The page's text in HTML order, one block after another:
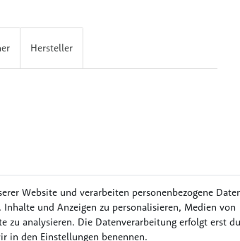
Hersteller
& Unterwegs Lernen & Spielen Mode &
Website und verarbeiten personenbezogene
Inhalte und Anzeigen zu personalisieren, Medien von
zu analysieren. Die Datenverarbeitung erfolgt erst
in den Einstellungen benennen.